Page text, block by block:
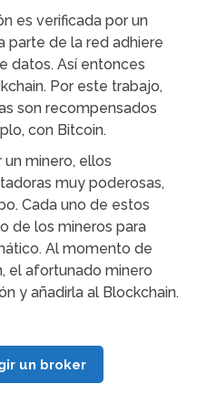
es verificada por un
parte de la red adhiere
datos. Así entonces
Por este trabajo,
son recompensados
con Bitcoin.
minero, ellos
muy poderosas,
Cada uno de estos
de los mineros para
Al momento de
el afortunado minero
y añadirla al Blockchain.
un broker